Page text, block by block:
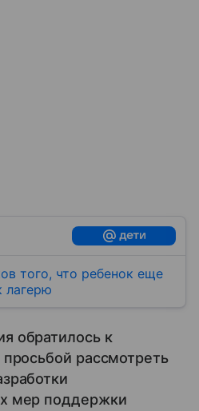
того, что ребенок еще
лагерю
обратилось к
рассмотреть
мер поддержки